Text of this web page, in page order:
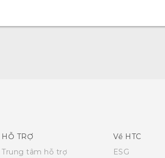
HỖ TRỢ
Trung tâm hỗ trợ
Về HTC
ESG